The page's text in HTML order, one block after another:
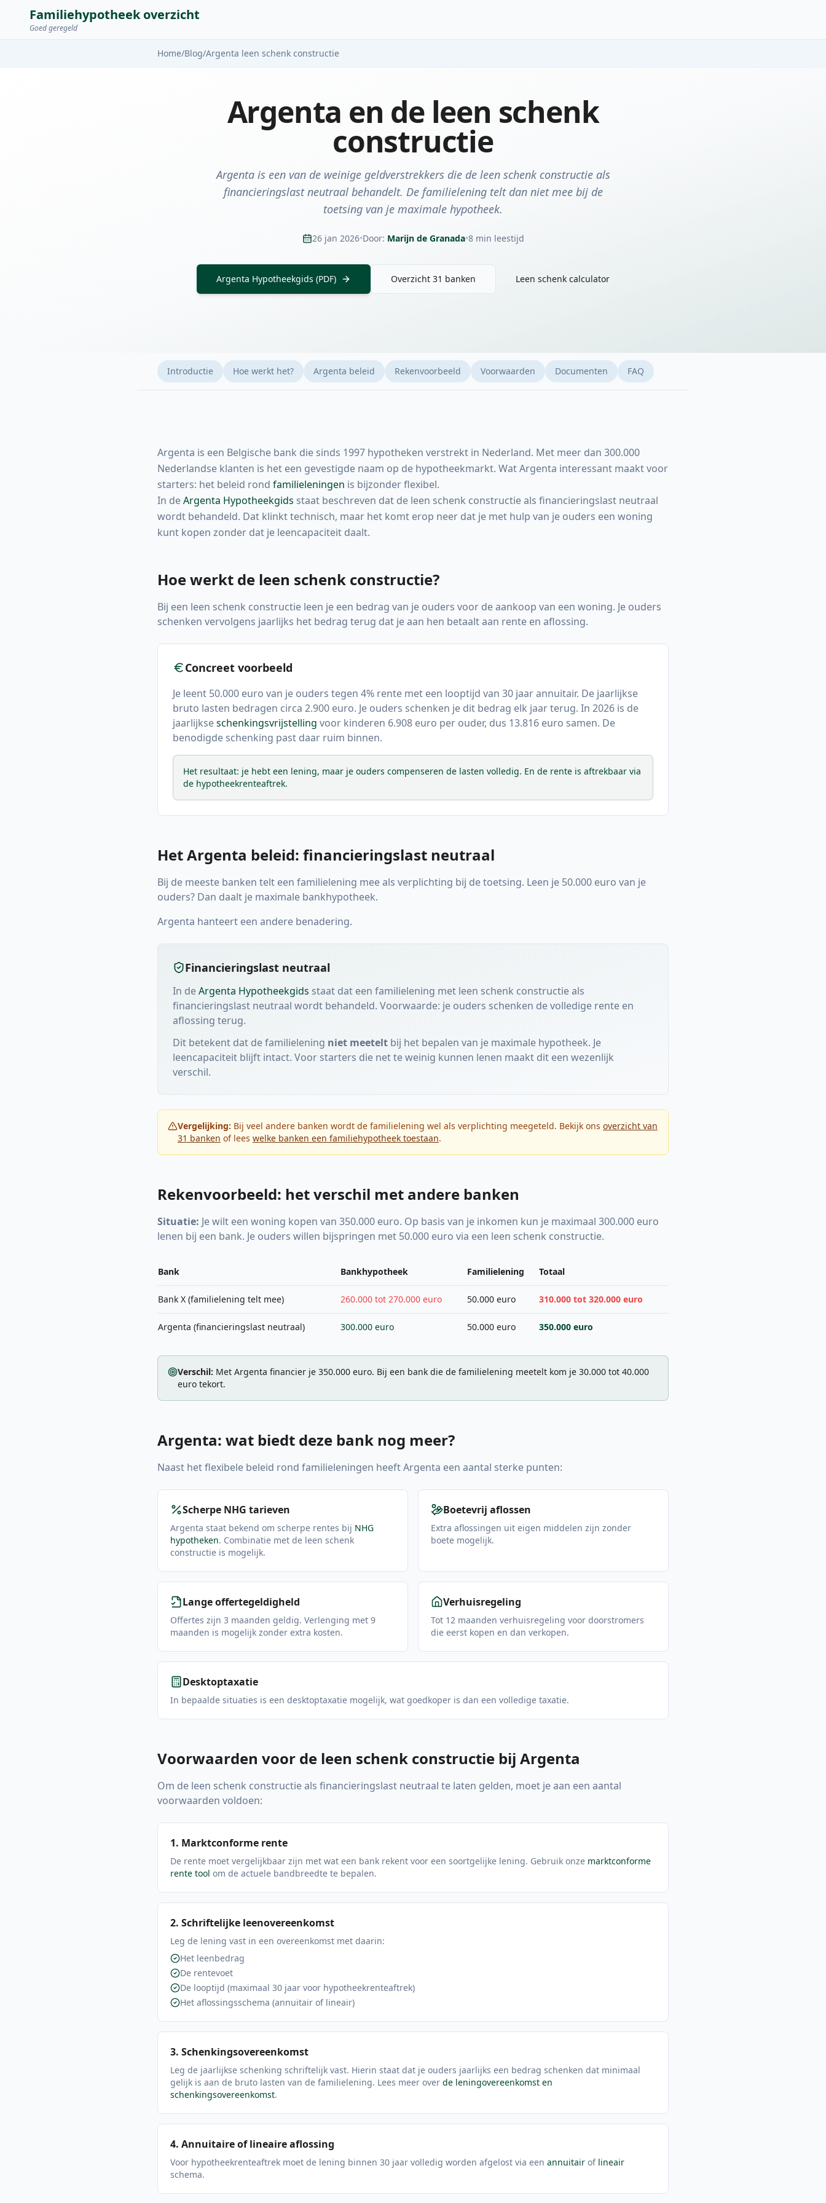
Familiehypotheek overzicht
Goed geregeld
Home/Blog/Argenta leen schenk constructie
Argenta en de leen schenk
constructie
Argenta is een van de weinige geldverstrekkers die de leen schenk constructie als
financieringslast neutraal behandelt. De familielening telt dan niet mee bij de
toetsing van je maximale hypotheek.
26 jan 2026•Door: Marijn de Granada•8 min leestijd
Argenta Hypotheekgids (PDF) Overzicht 31 banken Leen schenk calculator
Introductie Hoe werkt het? Argenta beleid Rekenvoorbeeld Voorwaarden Documenten FAQ
Argenta is een Belgische bank die sinds 1997 hypotheken verstrekt in Nederland. Met meer dan 300.000
Nederlandse klanten is het een gevestigde naam op de hypotheekmarkt. Wat Argenta interessant maakt voor
starters: het beleid rond familieleningen is bijzonder flexibel.
In deArgenta Hypotheekgids staat beschreven dat de leen schenk constructie als financieringslast neutraal
wordt behandeld. Dat klinkt technisch, maar het komt erop neer dat je met hulp van je ouders een woning
kunt kopen zonder dat je leencapaciteit daalt.
Hoe werkt de leen schenk constructie?
Bij een leen schenk constructie leen je een bedrag van je ouders voor de aankoop van een woning. Je ouders
schenken vervolgens jaarlijks het bedrag terug dat je aan hen betaalt aan rente en aflossing.
Concreet voorbeeld
Je leent 50.000 euro van je ouders tegen 4% rente met een looptijd van 30 jaar annuitair. De jaarlijkse
bruto lasten bedragen circa 2.900 euro. Je ouders schenken je dit bedrag elk jaar terug. In 2026 is de
jaarlijkseschenkingsvrijstelling voor kinderen 6.908 euro per ouder, dus 13.816 euro samen. De
benodigde schenking past daar ruim binnen.
Het resultaat: je hebt een lening, maar je ouders compenseren de lasten volledig. En de rente is aftrekbaar via
de hypotheekrenteaftrek.
Het Argenta beleid: financieringslast neutraal
Bij de meeste banken telt een familielening mee als verplichting bij de toetsing. Leen je 50.000 euro van je
ouders? Dan daalt je maximale bankhypotheek.
Argenta hanteert een andere benadering.
Financieringslast neutraal
In deArgenta Hypotheekgids staat dat een familielening met leen schenk constructie als
financieringslast neutraal wordt behandeld. Voorwaarde: je ouders schenken de volledige rente en
aflossing terug.
Dit betekent dat de familielening niet meetelt bij het bepalen van je maximale hypotheek. Je
leencapaciteit blijft intact. Voor starters die net te weinig kunnen lenen maakt dit een wezenlijk
verschil.
Vergelijking: Bij veel andere banken wordt de familielening wel als verplichting meegeteld. Bekijk ons overzicht van
31 banken of lees welke banken een familiehypotheek toestaan.
Rekenvoorbeeld: het verschil met andere banken
Situatie: Je wilt een woning kopen van 350.000 euro. Op basis van je inkomen kun je maximaal 300.000 euro
lenen bij een bank. Je ouders willen bijspringen met 50.000 euro via een leen schenk constructie.
Bank Bankhypotheek Familielening Totaal
Bank X (familielening telt mee) 260.000 tot 270.000 euro 50.000 euro 310.000 tot 320.000 euro
Argenta (financieringslast neutraal) 300.000 euro 50.000 euro 350.000 euro
Verschil: Met Argenta financier je 350.000 euro. Bij een bank die de familielening meetelt kom je 30.000 tot 40.000
euro tekort.
Argenta: wat biedt deze bank nog meer?
Naast het flexibele beleid rond familieleningen heeft Argenta een aantal sterke punten:
Scherpe NHG tarieven
Argenta staat bekend om scherpe rentes bij NHG
hypotheken. Combinatie met de leen schenk
constructie is mogelijk.
Boetevrij aflossen
Extra aflossingen uit eigen middelen zijn zonder
boete mogelijk.
Lange offertegeldigheld
Offertes zijn 3 maanden geldig. Verlenging met 9
maanden is mogelijk zonder extra kosten.
Verhuisregeling
Tot 12 maanden verhuisregeling voor doorstromers
die eerst kopen en dan verkopen.
Desktoptaxatie
In bepaalde situaties is een desktoptaxatie mogelijk, wat goedkoper is dan een volledige taxatie.
Voorwaarden voor de leen schenk constructie bij Argenta
Om de leen schenk constructie als financieringslast neutraal te laten gelden, moet je aan een aantal
voorwaarden voldoen:
1. Marktconforme rente
De rente moet vergelijkbaar zijn met wat een bank rekent voor een soortgelijke lening. Gebruik onze marktconforme
rente tool om de actuele bandbreedte te bepalen.
2. Schriftelijke leenovereenkomst
Leg de lening vast in een overeenkomst met daarin:
Het leenbedrag
De rentevoet
De looptijd (maximaal 30 jaar voor hypotheekrenteaftrek)
Het aflossingsschema (annuitair of lineair)
3. Schenkingsovereenkomst
Leg de jaarlijkse schenking schriftelijk vast. Hierin staat dat je ouders jaarlijks een bedrag schenken dat minimaal
gelijk is aan de bruto lasten van de familielening. Lees meer over de leningovereenkomst en
schenkingsovereenkomst.
4. Annuitaire of lineaire aflossing
Voor hypotheekrenteaftrek moet de lening binnen 30 jaar volledig worden afgelost via een annuitair of lineair
schema.